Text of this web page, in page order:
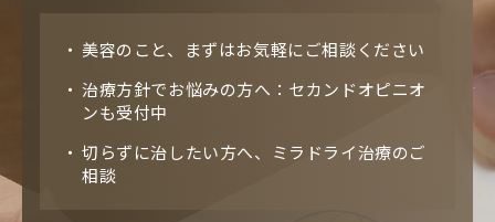
美容のこと、まずはお気軽にご相談ください
治療方針でお悩みの方へ：セカンドオピニオ
ンも受付中
切らずに治したい方へ、ミラドライ治療のご
相談